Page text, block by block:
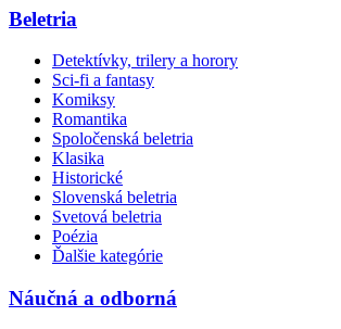
Beletria
Detektívky, trilery a horory
Sci-fi a fantasy
Komiksy
Romantika
Spoločenská beletria
Klasika
Historické
Slovenská beletria
Svetová beletria
Poézia
Ďalšie kategórie
Náučná a odborná